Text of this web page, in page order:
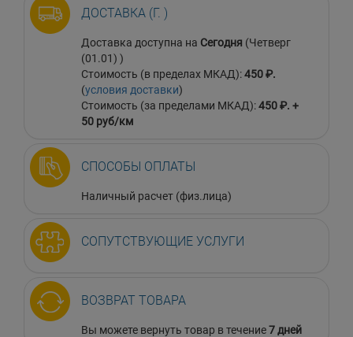
ДОСТАВКА (Г. )
Доставка доступна на Сегодня (Четверг
(01.01) )
Стоимость (в пределах МКАД):450 ₽.
(условия доставки)
Стоимость (за пределами МКАД):450 ₽. +
50 руб/км
СПОСОБЫ ОПЛАТЫ
Наличный расчет (физ.лица)
СОПУТСТВУЮЩИЕ УСЛУГИ
ВОЗВРАТ ТОВАРА
Вы можете вернуть товар в течение7 дней